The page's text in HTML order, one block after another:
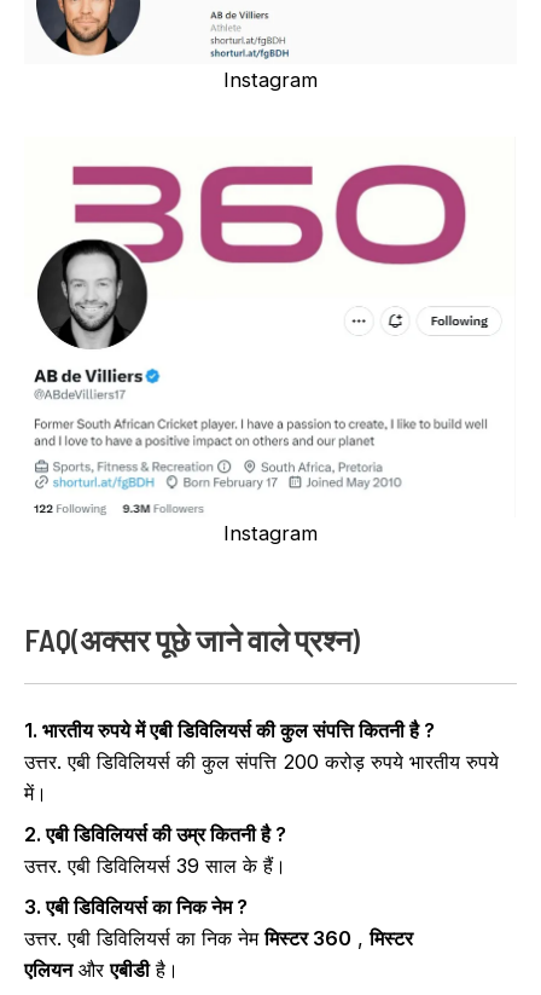
Instagram
Instagram
FAQ(अक्सर पूछे जाने वाले प्रश्न)
1. भारतीय रुपये में एबी डिविलियर्स की कुल संपत्ति कितनी है ?
उत्तर. एबी डिविलियर्स की कुल संपत्ति 200 करोड़ रुपये भारतीय रुपये
में।
2. एबी डिविलियर्स की उम्र कितनी है ?
उत्तर. एबी डिविलियर्स 39 साल के हैं।
3. एबी डिविलियर्स का निक नेम ?
उत्तर. एबी डिविलियर्स का निक नेममिस्टर 360 ,मिस्टर
एलियनऔरएबीडीहै।